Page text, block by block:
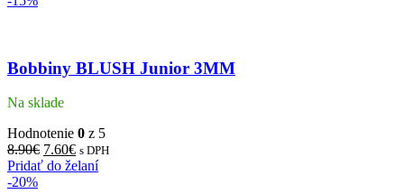
Bobbiny BLUSH Junior 3MM
Na sklade
Hodnotenie 0 z 5
8.90€ 7.60€ s DPH
Pridať do želaní
-20%